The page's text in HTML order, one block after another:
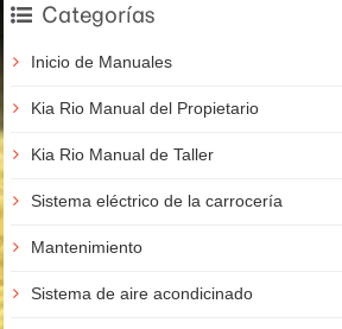
Categorías
Inicio de Manuales
Kia Rio Manual del Propietario
Kia Rio Manual de Taller
Sistema eléctrico de la carrocería
Mantenimiento
Sistema de aire acondicinado